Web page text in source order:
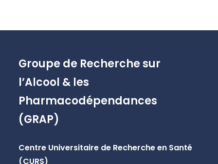
Groupe de Recherche sur
l’Alcool & les
Pharmacodépendances
(GRAP)
Centre Universitaire de Recherche en Santé
(CURS)